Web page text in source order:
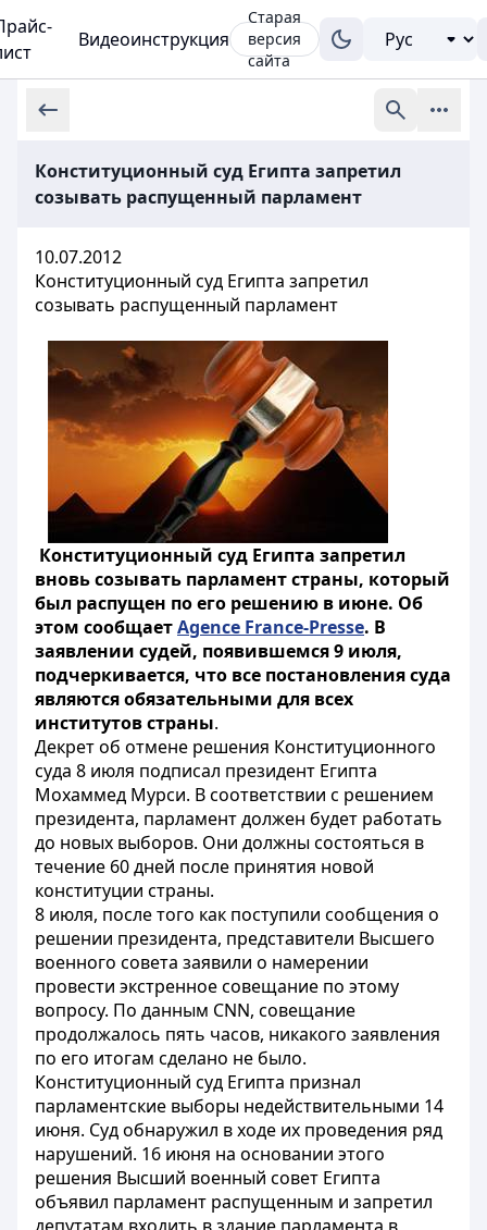
Видеоинструкция
Старая
версия
сайта
Конституционный суд Египта запретил
созывать распущенный парламент
10.07.2012
Конституционный суд Египта запретил
созывать распущенный парламент
Конституционный суд Египта запретил
вновь созывать парламент страны, который
был распущен по его решению в июне. Об
этом сообщаетAgence France-Presse. В
заявлении судей, появившемся 9 июля,
подчеркивается, что все постановления суда
являются обязательными для всех
институтов страны.
Декрет об отмене решения Конституционного
суда 8 июля подписал президент Египта
Мохаммед Мурси. В соответствии с решением
президента, парламент должен будет работать
до новых выборов. Они должны состояться в
течение 60 дней после принятия новой
конституции страны.
8 июля, после того как поступили сообщения о
решении президента, представители Высшего
военного совета заявили о намерении
провести экстренное совещание по этому
вопросу. По данным CNN, совещание
продолжалось пять часов, никакого заявления
по его итогам сделано не было.
Конституционный суд Египта признал
парламентские выборы недействительными 14
июня. Суд обнаружил в ходе их проведения ряд
нарушений. 16 июня на основании этого
решения Высший военный совет Египта
объявил парламент распущенным и запретил